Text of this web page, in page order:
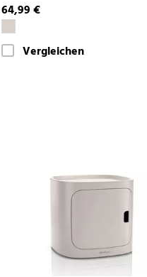
64,99 €
Vergleichen